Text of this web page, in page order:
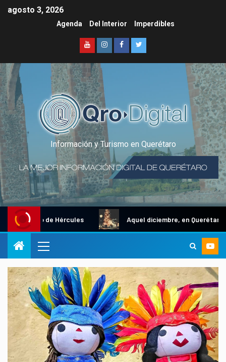
agosto 3, 2026
Agenda Del Interior Imperdibles
Información y Turismo en Querétaro
Gallo de Hércules Aquel diciembre, en Querétaro